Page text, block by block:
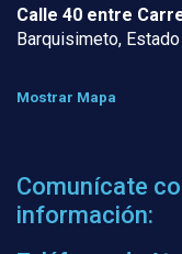
Calle 40 entre
Barquisimeto,
Mostrar Mapa
Comunícate
información: